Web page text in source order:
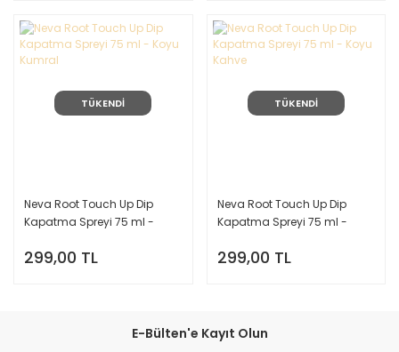
TÜKENDİ
Neva Root Touch Up Dip
Kapatma Spreyi 75 ml -
299,00 TL
TÜKENDİ
Neva Root Touch Up Dip
Kapatma Spreyi 75 ml -
299,00 TL
E-Bülten'e Kayıt Olun